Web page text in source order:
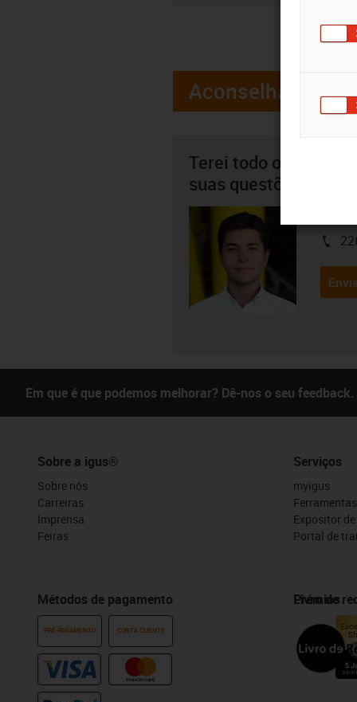
Aconselhamento
Terei todo o gosto
suas questões
igus-
Em que é que podemos melhorar? Dê-nos o seu feedback.
Sobre a igus®
Sobre nós
Carreiras
Imprensa
Feiras
Métodos de pagamento
PRÉ-PAGAMENTO CONTA CLIENTE
Serviços
myigus
Expositor
Portal de
Prémios
Livro de